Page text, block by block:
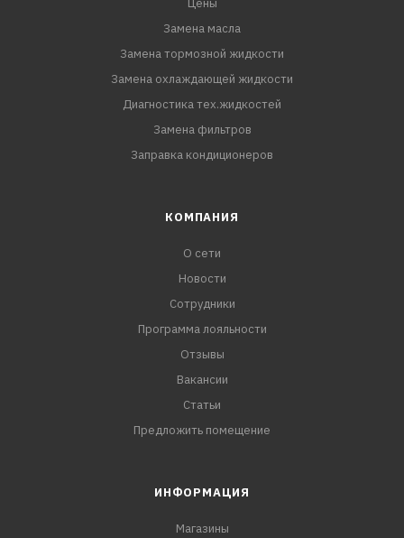
Цены
Замена масла
Замена тормозной жидкости
Замена охлаждающей жидкости
Диагностика тех.жидкостей
Замена фильтров
Заправка кондиционеров
КОМПАНИЯ
О сети
Новости
Сотрудники
Программа лояльности
Отзывы
Вакансии
Статьи
Предложить помещение
ИНФОРМАЦИЯ
Магазины